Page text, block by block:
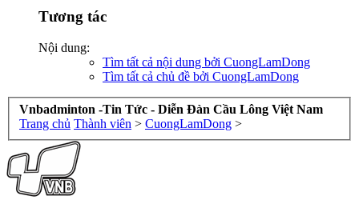
Tương tác
Nội dung:
Tìm tất cả nội dung bởi CuongLamDong
Tìm tất cả chủ đề bởi CuongLamDong
Vnbadminton -Tin Tức - Diễn Đàn Cầu Lông Việt Nam
Trang chủ Thành viên > CuongLamDong >